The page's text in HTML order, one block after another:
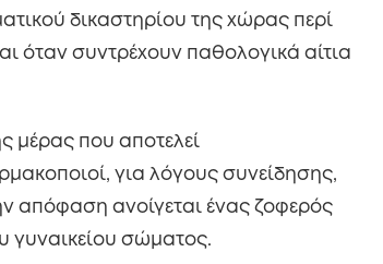
δικαστηρίου της χώρας περί
όταν συντρέχουν παθολογικά αίτια
μέρας που αποτελεί
για λόγους συνείδησης,
απόφαση ανοίγεται ένας ζοφερός
γυναικείου σώματος.